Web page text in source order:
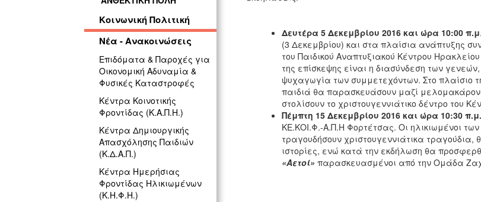
Κοινωνική Πολιτική
Νέα - Ανακοινώσεις
Επιδόματα & Παροχές για
Οικονομική Αδυναμία &
Φυσικές Καταστροφές
Κέντρα Κοινοτικής
Φροντίδας (Κ.Α.Π.Η.)
Κέντρα Δημιουργικής
Απασχόλησης Παιδιών
(Κ.Δ.Α.Π.)
Κέντρα Ημερήσιας
Φροντίδας Ηλικιωμένων
(Κ.Η.Φ.Η.)
Δευτέρα 5 Δεκεμβρίου 2016 και ώρα 10:00 π.μ
(3 Δεκεμβρίου) και στα πλαίσια ανάπτυξης
του Παιδικού Αναπτυξιακού Κέντρου
της επίσκεψης είναι η διασύνδεση των
ψυχαγωγία των συμμετεχόντων. Στο πλαίσιο
παιδιά θα παρασκευάσουν μαζί
στολίσουν το χριστουγεννιάτικο δέντρο του
Πέμπτη 15 Δεκεμβρίου 2016 και ώρα 10:30
ΚΕ.ΚΟΙ.Φ.-Α.Π.Η Φορτέτσας. Οι ηλικιωμένοι
τραγουδήσουν χριστουγεννιάτικα
ιστορίες, ενώ κατά την εκδήλωση θα
«Αετοί» παρασκευασμένοι από την Ομάδα